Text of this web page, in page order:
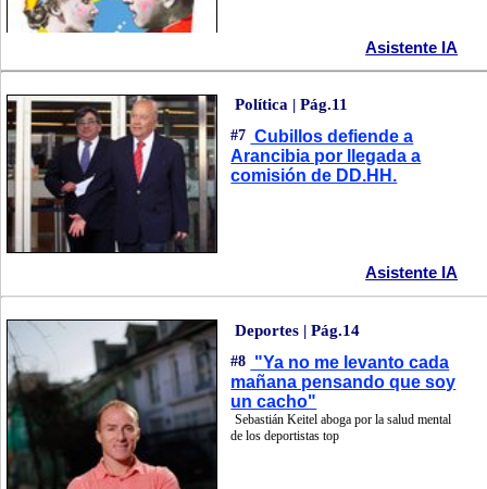
Asistente IA
Política | Pág.11
#7 Cubillos defiende a
Arancibia por llegada a
comisión de DD.HH.
Asistente IA
Deportes | Pág.14
#8 "Ya no me levanto cada
mañana pensando que soy
un cacho"
Sebastián Keitel aboga por la salud mental
de los deportistas top